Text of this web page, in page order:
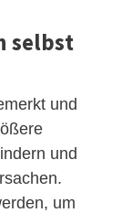
selbst
und
und
um